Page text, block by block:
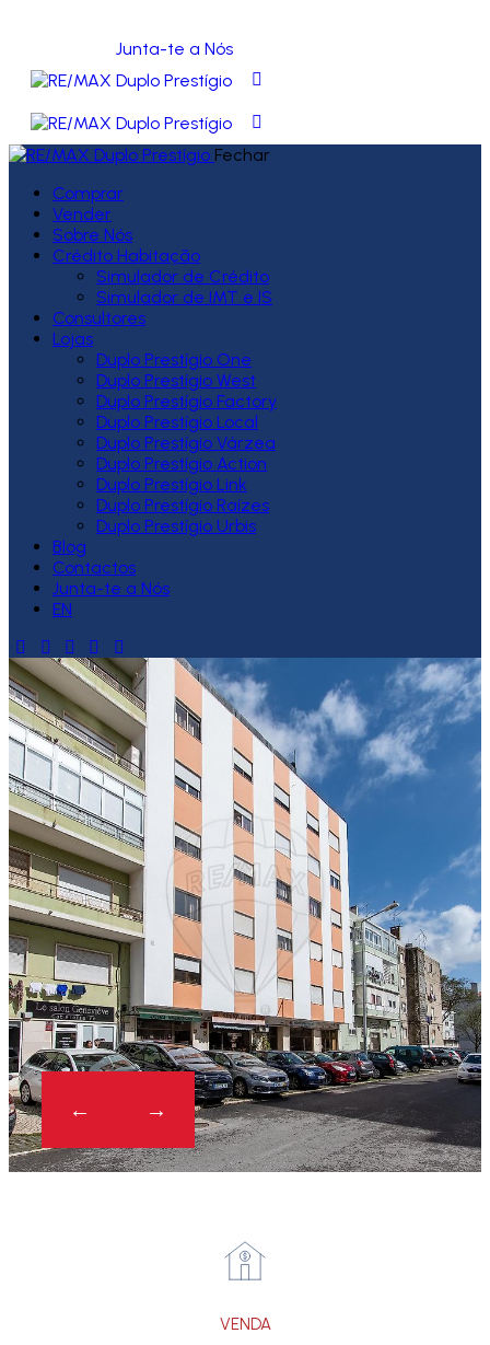
Junta-te a Nós
Fechar
Comprar
Vender
Sobre Nós
Crédito Habitação
Simulador de Crédito
Simulador de IMT e IS
Consultores
Lojas
Duplo Prestígio One
Duplo Prestígio West
Duplo Prestígio Factory
Duplo Prestígio Local
Duplo Prestígio Várzea
Duplo Prestígio Action
Duplo Prestígio Link
Duplo Prestígio Raízes
Duplo Prestígio Urbis
Blog
Contactos
Junta-te a Nós
EN
VENDA